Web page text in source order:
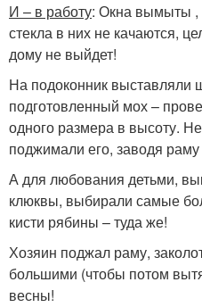
И – в работу: Окна вымыты ,
стекла в них не качаются,
дому не выйдет!
На подоконник выставляли
подготовленный мох –
одного размера в высоту.
поджимали его, заводя
А для любования детьми,
клюквы, выбирали самые
кисти рябины – туда же!
Хозяин поджал раму,
большими (чтобы потом
весны!